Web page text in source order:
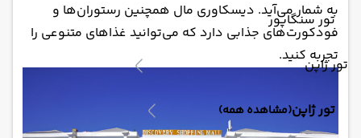
تور سنگاپور
تور ژاپن
تور ژاپن(مشاهده همه)
به شمار می‌آید. دیسکاوری مال همچنین رستوران‌ها و
فودکورت‌های جذابی دارد که می‌توانید غذاهای متنوعی را
تجربه کنید.